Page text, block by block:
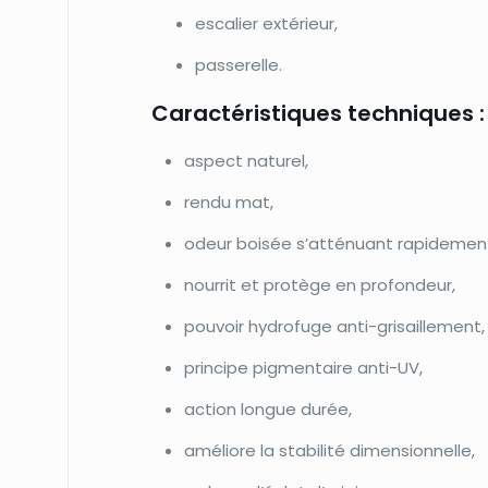
escalier extérieur,
passerelle.
Caractéristiques techniques :
aspect naturel,
rendu mat,
odeur boisée s’atténuant
nourrit et protège en profondeur,
pouvoir hydrofuge anti-grisaillement,
principe pigmentaire anti-UV,
action longue durée,
améliore la stabilité dimensionnelle,